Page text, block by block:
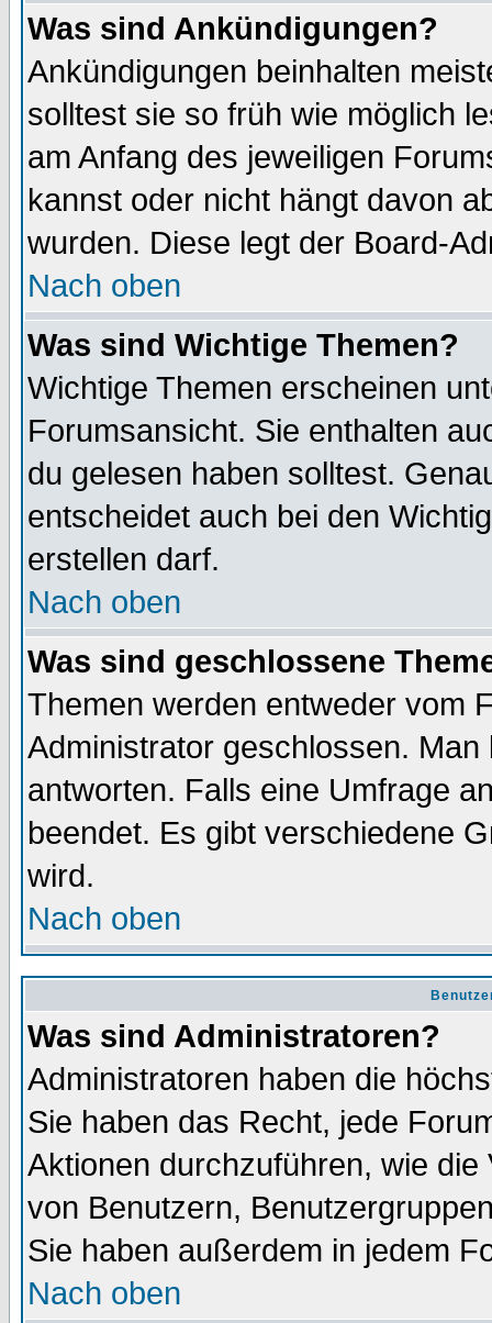
Was sind Ankündigungen?
Ankündigungen beinhalten
solltest sie so früh wie möglich
am Anfang des jeweiligen
kannst oder nicht hängt davon
wurden. Diese legt der Board-
Nach oben
Was sind Wichtige Themen?
Wichtige Themen erscheinen
Forumsansicht. Sie enthalten
du gelesen haben solltest.
entscheidet auch bei den
erstellen darf.
Nach oben
Was sind geschlossene
Themen werden entweder vom
Administrator geschlossen.
antworten. Falls eine Umfrage
beendet. Es gibt verschiedene
wird.
Nach oben
Was sind Administratoren?
Administratoren haben die
Sie haben das Recht, jede
Aktionen durchzuführen, wie
von Benutzern,
Sie haben außerdem in jedem
Nach oben